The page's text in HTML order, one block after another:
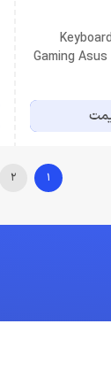
کیبورد گیمینگ ایسوس Keyboard
Gaming
1
2